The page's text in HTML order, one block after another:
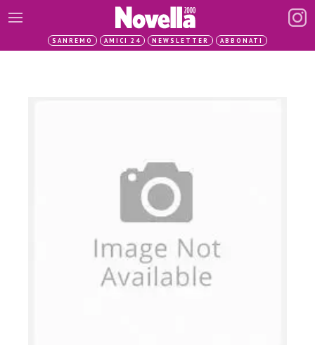
SANREMO AMICI 24 NEWSLETTER ABBONATI